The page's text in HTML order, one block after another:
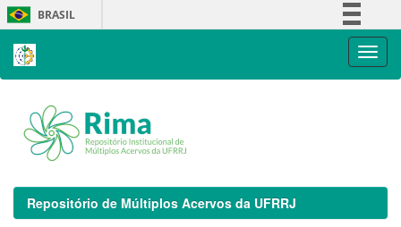
Skip
navigation
BRASIL
Repositório de Múltiplos Acervos da UFRRJ